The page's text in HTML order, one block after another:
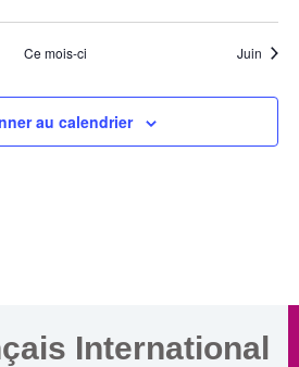
Ce mois-ci Juin
au calendrier
International